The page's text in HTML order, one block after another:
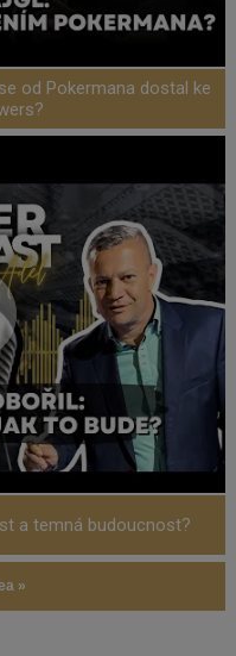
od Pokermana dostal ke
a temná budoucnost?
»